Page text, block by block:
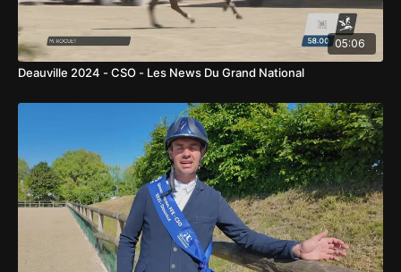
05:06
Deauville 2024 - CSO - Les News Du Grand National